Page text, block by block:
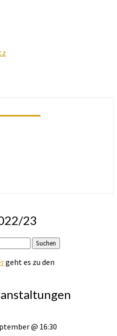
23
Suchen
geht es zu den
@ 16:30